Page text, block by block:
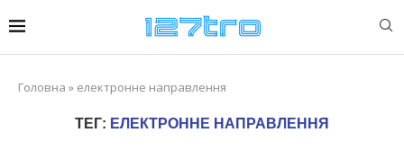
Головна » електронне направлення
ТЕГ: ЕЛЕКТРОННЕ НАПРАВЛЕННЯ